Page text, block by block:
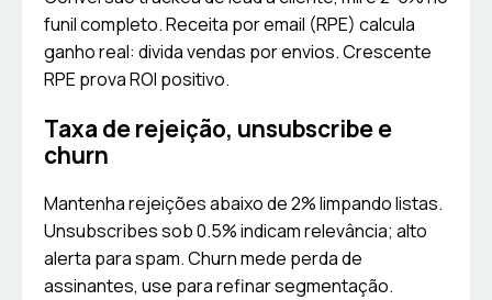
funil completo. Receita por email (RPE) calcula
ganho real: divida vendas por envios. Crescente
RPE prova ROI positivo.
Taxa de rejeição, unsubscribe e
churn
Mantenha rejeições abaixo de 2% limpando listas.
Unsubscribes sob 0.5% indicam relevância; alto
alerta para spam. Churn mede perda de
assinantes, use para refinar segmentação.